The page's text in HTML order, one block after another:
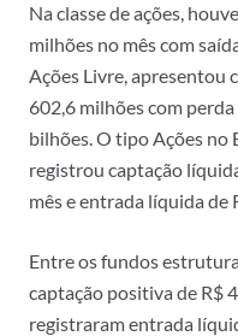
Na classe de ações,
milhões no mês com
Ações Livre, apresentou
602,6 milhões com
bilhões. O tipo Ações no
registrou captação
mês e entrada líquida de
Entre os fundos
captação positiva de R$
registraram entrada